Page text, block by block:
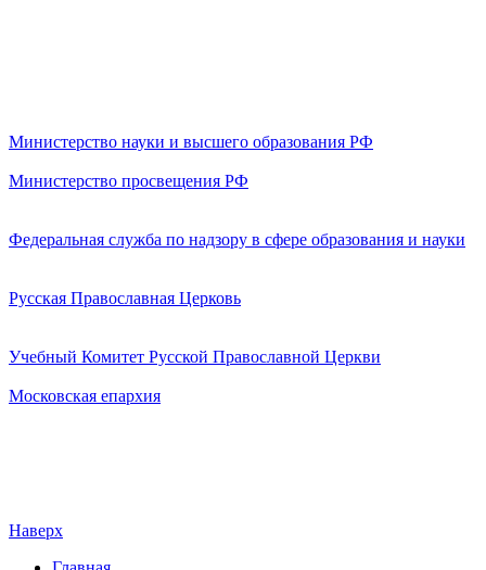
Министерство науки и высшего образования РФ
Министерство просвещения РФ
Федеральная служба по надзору в сфере образования и науки
Русская Православная Церковь
Учебный Комитет Русской Православной Церкви
Московская епархия
Наверх